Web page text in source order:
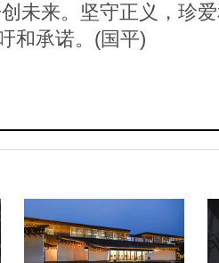
来。坚守正义，珍爱
和承诺。(国平)